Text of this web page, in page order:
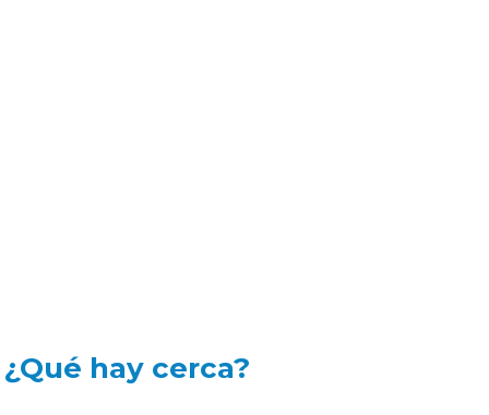
¿Qué hay cerca?